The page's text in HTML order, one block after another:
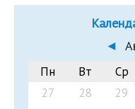
◄
Пн Вт Ср
27
28 29